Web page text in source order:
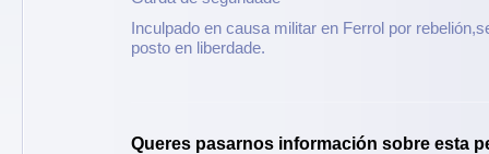
Inculpado en causa militar en Ferrol por
posto en liberdade.
Queres pasarnos información sobre esta